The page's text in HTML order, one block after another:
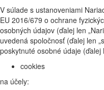
V súlade s ustanoveniami
EU 2016/679 o ochrane
osobných údajov (ďalej len
uvedená spoločnosť (ďalej len
poskytnuté osobné údaje
cookies
na účely: